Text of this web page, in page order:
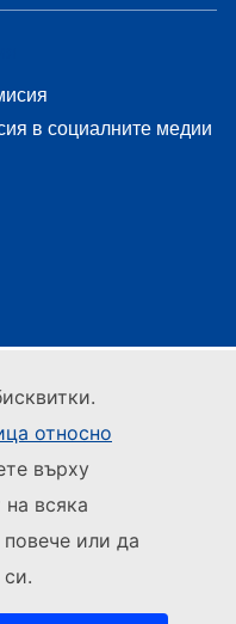
относно
върху
на всяка
или да
в социалните медии